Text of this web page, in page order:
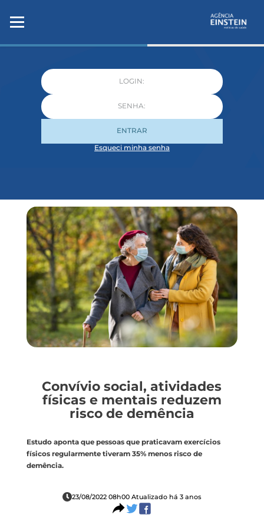
ENTRAR
Esqueci minha senha
Convívio social, atividades
físicas e mentais reduzem
risco de demência
Estudo aponta que pessoas que praticavam exercícios
físicos regularmente tiveram 35% menos risco de
demência.
23/08/2022 08h00 Atualizado há 3 anos